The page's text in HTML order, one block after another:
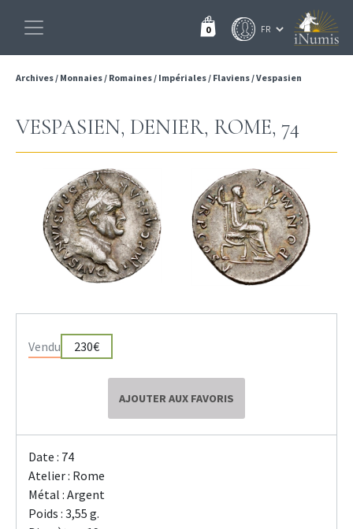
0
Archives/ Monnaies/ Romaines/ Impériales/ Flaviens/Vespasien
VESPASIEN, DENIER, ROME, 74
Vendu 230€
AJOUTER AUX FAVORIS
Date : 74
Atelier : Rome
Métal : Argent
Poids : 3,55 g.